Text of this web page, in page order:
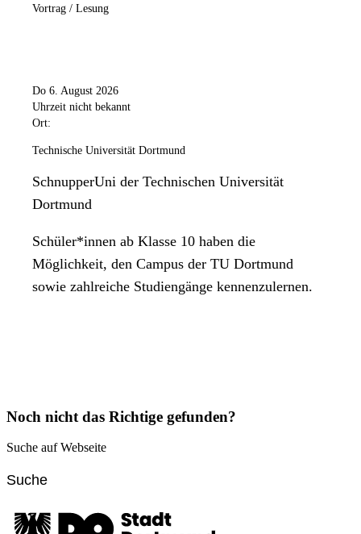
Vortrag / Lesung
Do 6. August 2026
Uhrzeit nicht bekannt
Ort:
Technische Universität Dortmund
SchnupperUni der Technischen Universität
Dortmund
Schüler*innen ab Klasse 10 haben die
Möglichkeit, den Campus der TU Dortmund
sowie zahlreiche Studiengänge kennenzulernen.
Noch nicht das Richtige gefunden?
Suche auf Webseite